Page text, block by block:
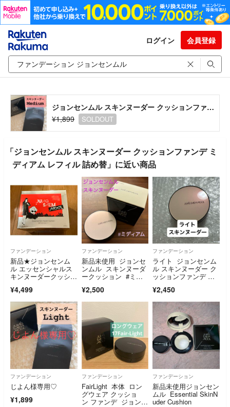
ログイン 会員登録
ジョンセンムル スキンヌーダー クッションファンデ ミディアム レフィル 詰め替
¥1,899
SOLDOUT
「ジョンセンムル スキンヌーダー クッションファンデ ミ
ディアム レフィル 詰め替」に近い商品
ファンデーション
新品★ジョンセンム
ル エッセンシャルス
キンヌーダークッショ
¥4,499
ファンデーション
新品未使用 ジョンセ
ンムル スキンヌーダ
ークッション #ミデ
¥2,500
ファンデーション
ライト ジョンセンム
ル スキンヌーダー ク
ッションファンデ 本
¥2,450
ファンデーション
じよん様専用♡
¥1,899
ファンデーション
FairLight 本体 ロン
グウェア クッショ
ン ファンデ ジョンセ
ファンデーション
新品未使用ジョンセン
ムル Essential SkinN
uder Cushion